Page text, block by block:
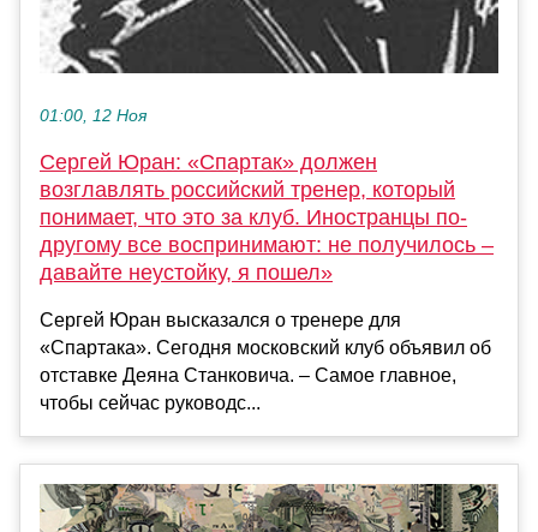
01:00, 12 Ноя
Сергей Юран: «Спартак» должен
возглавлять российский тренер, который
понимает, что это за клуб. Иностранцы по-
другому все воспринимают: не получилось –
давайте неустойку, я пошел»
Сергей Юран высказался о тренере для
«Спартака». Сегодня московский клуб объявил об
отставке Деяна Станковича. – Самое главное,
чтобы сейчас руководс...